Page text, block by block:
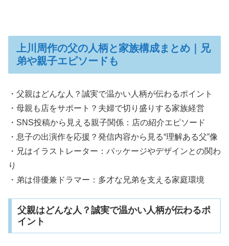
上川周作の父の人柄と家族構成まとめ｜兄
弟や親子エピソードも
・父親はどんな人？誠実で温かい人柄が伝わるポイント
・母親も店をサポート？夫婦で切り盛りする家族経営
・SNS投稿から見える親子関係：店の紹介エピソード
・息子の出演作を応援？発信内容から見る“理解ある父”像
・兄はイラストレーター：パッケージやデザインとの関わ
り
・弟は俳優兼ドラマー：多才な兄弟を支える家庭環境
父親はどんな人？誠実で温かい人柄が伝わるポ
イント